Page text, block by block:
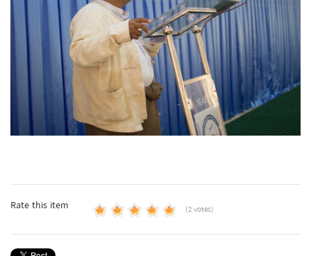
Rate this item (2 votes)